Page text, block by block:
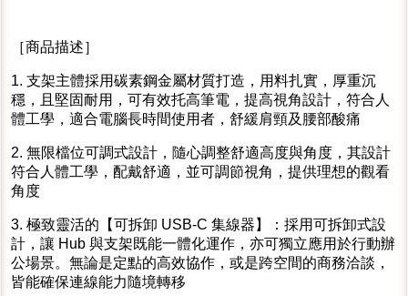
［商品描述］
1. 支架主體採用碳素鋼金屬材質打造，用料扎實，厚重沉
穩，且堅固耐用，可有效托高筆電，提高視角設計，符合人
體工學，適合電腦長時間使用者，舒緩肩頸及腰部酸痛
2. 無限檔位可調式設計，隨心調整舒適高度與角度，其設計
符合人體工學，配戴舒適，並可調節視角，提供理想的觀看
角度
3. 極致靈活的【可拆卸 USB-C 集線器】：採用可拆卸式設
計，讓 Hub 與支架既能一體化運作，亦可獨立應用於行動辦
公場景。無論是定點的高效協作，或是跨空間的商務洽談，
皆能確保連線能力隨境轉移